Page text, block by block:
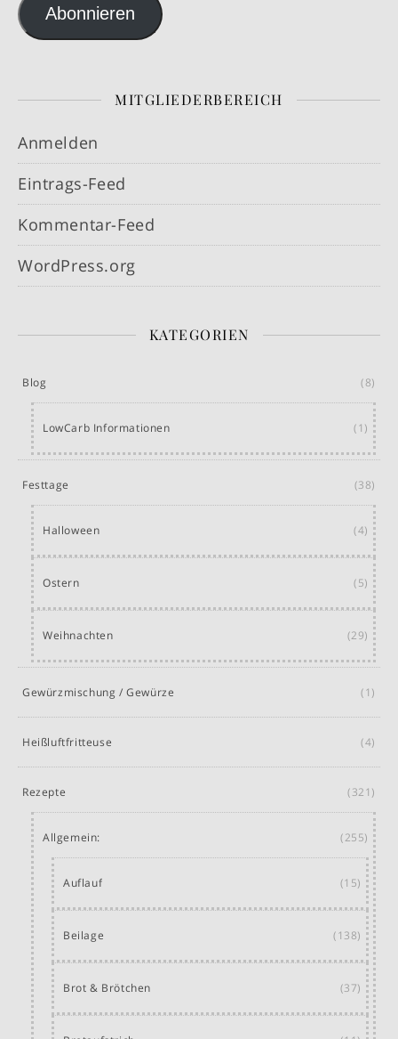
Abonnieren
MITGLIEDERBEREICH
Anmelden
Eintrags-Feed
Kommentar-Feed
WordPress.org
KATEGORIEN
Blog (8)
LowCarb Informationen (1)
Festtage (38)
Halloween (4)
Ostern (5)
Weihnachten (29)
Gewürzmischung / Gewürze (1)
Heißluftfritteuse (4)
Rezepte (321)
Allgemein: (255)
Auflauf (15)
Beilage (138)
Brot & Brötchen (37)